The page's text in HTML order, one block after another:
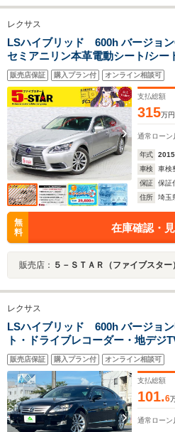
レクサス
LSハイブリッド 600h バージョ
セミアニリン本革電動シート/シー
眼LED/レーダークルコン/クリアラ
トマチックハイビーム/ステアリン
純正ナビ/バックカメラ
販売店保証 購入プラン付 オンライン相談可
支払総額
315万円
通常ローン
年式 2015
車検
車検
保証
保証
住所
埼玉
無
料
在庫確認・
販売店： ５－ＳＴＡＲ（ファイブスター
レクサス
LSハイブリッド 600h バージョ
ト・ドライブレコーダー・地デジ
ートメモリー・電動リヤサンシェ
ーター&クーラー・純正AW・LED
ランプ・ユーザー買取車・サイド
販売店保証 購入プラン付 オンライン相談可
支払総額
101.6
通常ローン